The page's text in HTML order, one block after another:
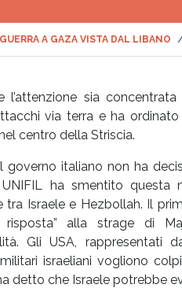
A GAZA VISTA DAL LIBANO
l’attenzione sia
via terra e ha
centro della Striscia.
governo italiano non ha
ha smentito
tra Israele e Hezbollah. Il
risposta” alla strage di
Gli USA, rappresentati
israeliani vogliono
detto che Israele potrebbe